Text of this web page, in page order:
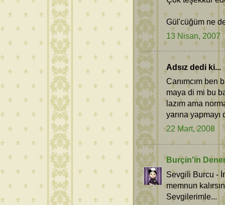
Gül'cüğüm ne
13 Nisan, 2007
Adsız dedi ki...
Canımcım ben
maya di mi bu
lazım ama
yarına
22 Mart, 2008
Burçin'in
Sevgili Burcu -
memnun
Sevgilerimle...